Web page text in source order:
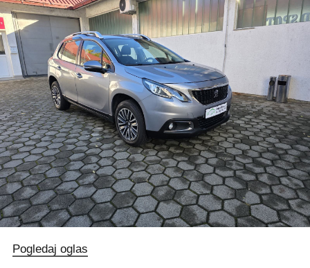
Pogledaj oglas